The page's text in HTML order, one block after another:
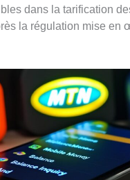
dans la tarification
la régulation mise en